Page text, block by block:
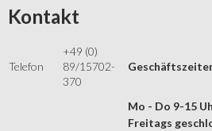
Kontakt
Telefon
+49 (0)
89/15702-
370
Mo - Do 9-15
Freitags